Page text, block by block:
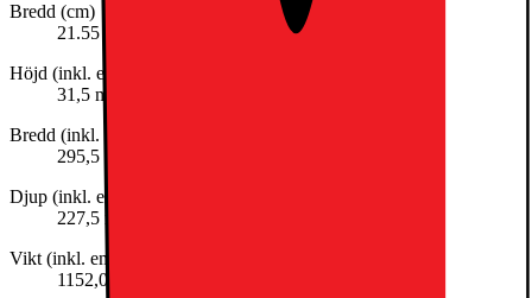
Bredd (cm)
21.55
Höjd (inkl. emballage)
31,5 mm
Bredd (inkl. emballage)
295,5 mm
Djup (inkl. emballage)
227,5 mm
Vikt (inkl. emballage)
1152,0 g